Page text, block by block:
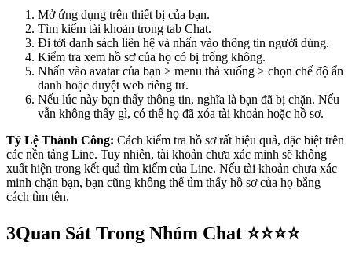
Mở ứng dụng trên thiết bị của bạn.
Tìm kiếm tài khoản trong tab Chat.
Đi tới danh sách liên hệ và nhấn vào thông tin người dùng.
Kiểm tra xem hồ sơ của họ có bị trống không.
Nhấn vào avatar của bạn > menu thả xuống > chọn chế độ ẩn
danh hoặc duyệt web riêng tư.
Nếu lúc này bạn thấy thông tin, nghĩa là bạn đã bị chặn. Nếu
vẫn không thấy gì, có thể họ đã xóa tài khoản hoặc hồ sơ.
Tỷ Lệ Thành Công: Cách kiểm tra hồ sơ rất hiệu quả, đặc biệt trên
các nền tảng Line. Tuy nhiên, tài khoản chưa xác minh sẽ không
xuất hiện trong kết quả tìm kiếm của Line. Nếu tài khoản chưa xác
minh chặn bạn, bạn cũng không thể tìm thấy hồ sơ của họ bằng
cách tìm tên.
3Quan Sát Trong Nhóm Chat ⭐⭐⭐⭐